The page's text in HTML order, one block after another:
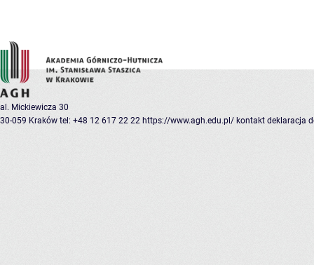
al. Mickiewicza 30
30-059 Kraków tel: +48 12 617 22 22 https://www.agh.edu.pl/ kontakt deklaracja